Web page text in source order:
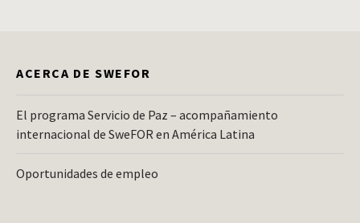
ACERCA DE SWEFOR
El programa Servicio de Paz – acompañamiento
internacional de SweFOR en América Latina
Oportunidades de empleo